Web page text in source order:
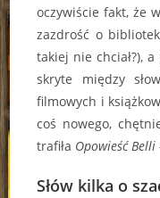
oczywiście fakt, że
zazdrość o
takiej nie chciał?),
skryte między
filmowych i
coś nowego,
trafiła Opowieść Belli
Słów kilka o